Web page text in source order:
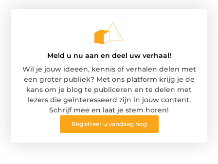
Meld u nu aan en deel uw verhaal!
Wil je jouw ideeën, kennis of verhalen delen met
een groter publiek? Met ons platform krijg je de
kans om je blog te publiceren en te delen met
lezers die geïnteresseerd zijn in jouw content.
Schrijf mee en laat je stem horen!
Registreer u vandaag nog